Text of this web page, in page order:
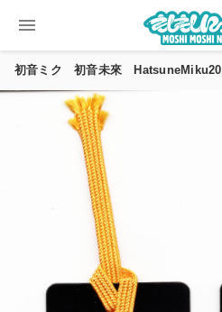
menu
初音ミク 初音未來 HatsuneMiku20